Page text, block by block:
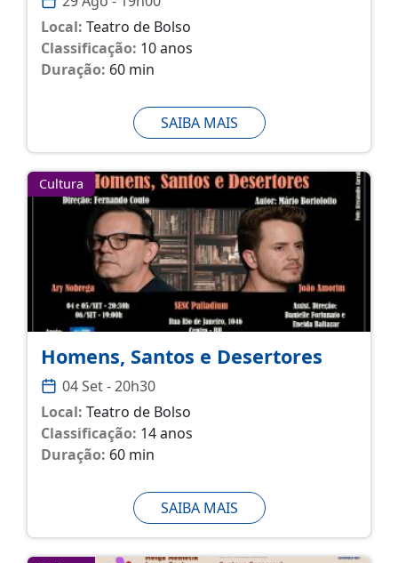
Local: Teatro de Bolso
Classificação: 10 anos
Duração: 60 min
SAIBA MAIS
Cultura
Homens, Santos e Desertores
04 Set - 20h30
Local: Teatro de Bolso
Classificação: 14 anos
Duração: 60 min
SAIBA MAIS